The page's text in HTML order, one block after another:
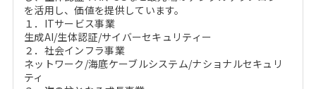
を活用し、価値を提供しています。
１．ITサービス事業
生成AI/生体認証/サイバーセキュリティー
２．社会インフラ事業
ネットワーク/海底ケーブルシステム/ナショナルセキュリ
ティ